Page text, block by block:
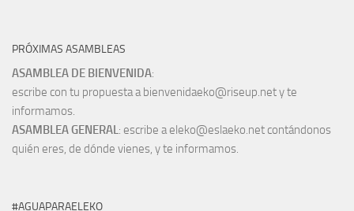
PRÓXIMAS ASAMBLEAS
ASAMBLEA DE BIENVENIDA:
escribe con tu propuesta a bienvenidaeko@riseup.net y te
informamos.
ASAMBLEA GENERAL: escribe a eleko@eslaeko.net contándonos
quién eres, de dónde vienes, y te informamos.
#AGUAPARAELEKO